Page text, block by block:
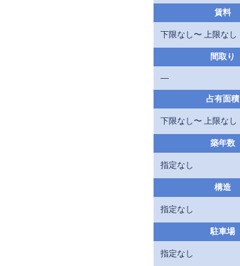
賃料
下限なし〜 上限なし
間取り
—
占有面積
下限なし〜 上限なし
築年数
指定なし
構造
指定なし
駐車場
指定なし